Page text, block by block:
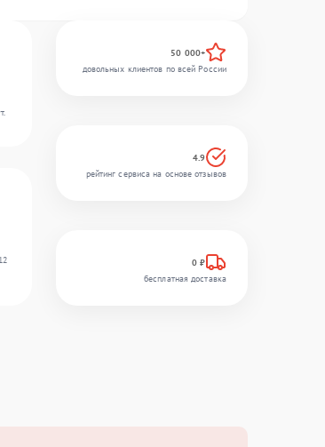
50 000+
довольных клиентов по всей России
4.9
рейтинг сервиса на основе отзывов
0 ₽
бесплатная доставка